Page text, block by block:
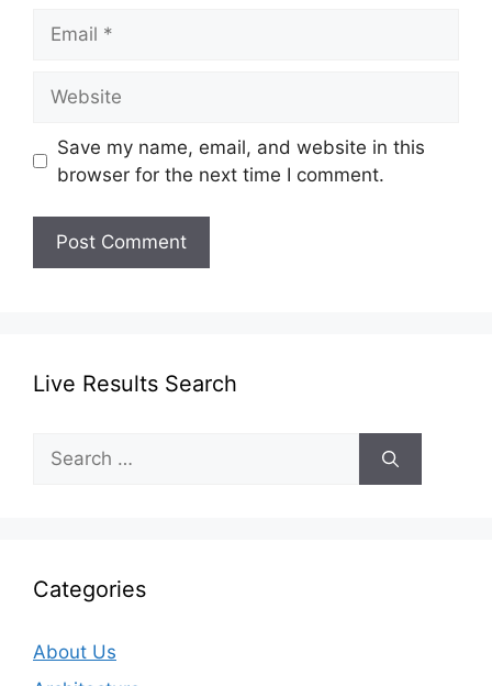
Save my name, email, and website in this
browser for the next time I comment.
Live Results Search
Search
for:
Categories
About Us